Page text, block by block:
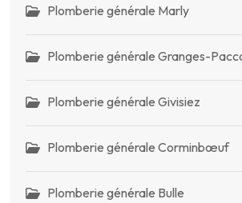
Plomberie générale Marly
Plomberie générale Granges-
Plomberie générale Givisiez
Plomberie générale Corminbœuf
Plomberie générale Bulle